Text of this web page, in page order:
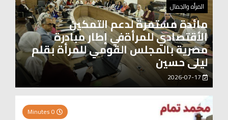
المرأه والجمال
مائدة مستمرة لدعم التمكين
الأقتصادي للمرأةفي إطار مبادرة
مصرية بالمجلس القومي للمرأة بقلم
ليلى حسين
2026-07-17